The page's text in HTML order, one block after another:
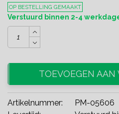
OP BESTELLING GEMAAKT
Verstuurd binnen 2-4
TOEVOEGEN
Artikelnummer:
PM-05606